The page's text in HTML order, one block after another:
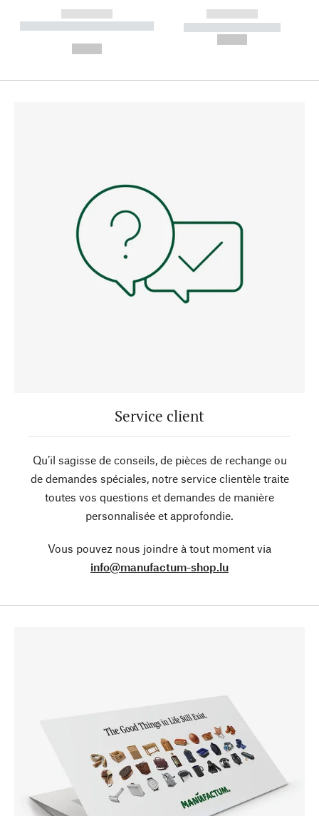
------------
----------- ----------- --------
------------
----------- -----------
Service client
Qu’il sagisse de conseils, de pièces de rechange ou
de demandes spéciales, notre service clientèle traite
toutes vos questions et demandes de manière
personnalisée et approfondie.
Vous pouvez nous joindre à tout moment via
info@manufactum-shop.lu